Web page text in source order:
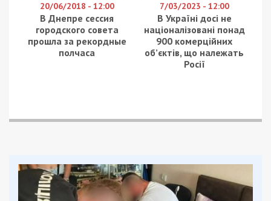
20/06/2018 - 12:00
В Днепре сессия
городского совета
прошла за рекордные
полчаса
7/03/2023 - 12:00
В Україні досі не
націоналізовані понад
900 комерційних
об’єктів, що належать
Росії